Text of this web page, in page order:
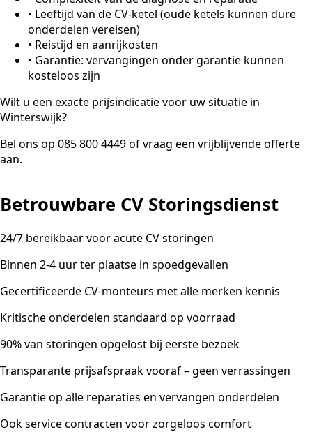
• Leeftijd van de CV-ketel (oude ketels kunnen dure
onderdelen vereisen)
• Reistijd en aanrijkosten
• Garantie: vervangingen onder garantie kunnen
kosteloos zijn
Wilt u een exacte prijsindicatie voor uw situatie in
Winterswijk?
Bel ons op 085 800 4449 of vraag een vrijblijvende offerte
aan.
Betrouwbare CV Storingsdienst
24/7 bereikbaar voor acute CV storingen
Binnen 2-4 uur ter plaatse in spoedgevallen
Gecertificeerde CV-monteurs met alle merken kennis
Kritische onderdelen standaard op voorraad
90% van storingen opgelost bij eerste bezoek
Transparante prijsafspraak vooraf – geen verrassingen
Garantie op alle reparaties en vervangen onderdelen
Ook service contracten voor zorgeloos comfort